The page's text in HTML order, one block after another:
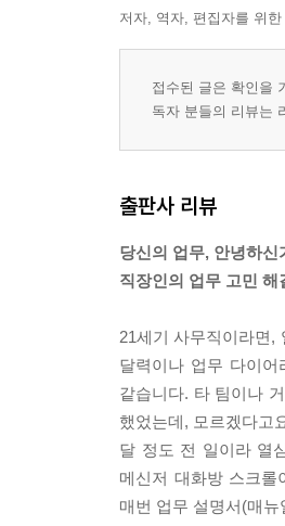
저자, 역자, 편집자를 위
접수된 글은 확인을
독자 분들의 리뷰는
출판사 리뷰
당신의 업무, 안녕하
직장인의 업무 고민 해
21세기 사무직이라면,
달력이나 업무 다이
같습니다. 타 팀이나
했었는데, 모르겠다고
달 정도 전 일이라 열
메신저 대화방 스크
매번 업무 설명서(매